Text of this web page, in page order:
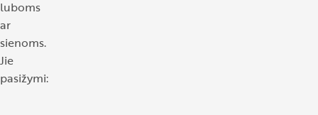
luboms
ar
sienoms.
Jie
pasižymi: